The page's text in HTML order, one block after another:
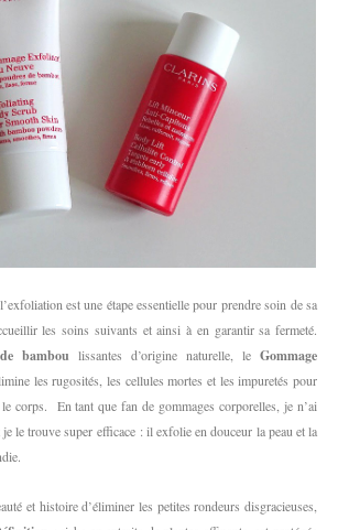
est une étape essentielle pour prendre soin de sa
les soins suivants et ainsi à en garantir sa fermeté.
bambou lissantes d’origine naturelle, le Gommage
les rugosités, les cellules mortes et les impuretés pour
corps. En tant que fan de gommages corporelles, je n’ai
le trouve super efficace : il exfolie en douceur la peau et la
et histoire d’éliminer les petites rondeurs disgracieuses,